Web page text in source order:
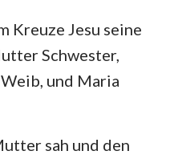
Kreuze Jesu seine
Schwester,
und Maria
sah und den